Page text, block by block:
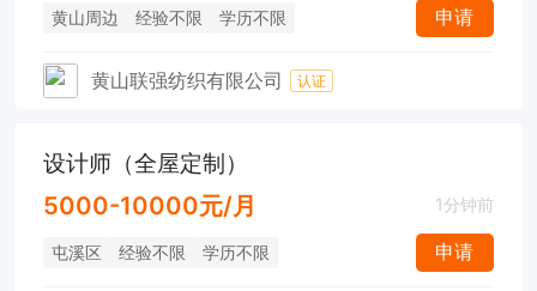
黄山周边 经验不限 学历不限 申请
黄山联强纺织有限公司 认证
设计师（全屋定制）
5000-10000元/月 1分钟前
屯溪区 经验不限 学历不限 申请